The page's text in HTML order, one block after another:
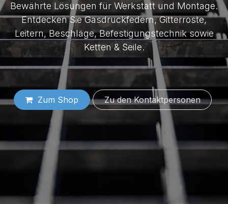
Bewährte Lösungen für Werkstatt und Montage.
Entdecken Sie Gasdruckfedern, Gitterroste,
Leitern, Beschläge, Befestigungstechnik sowie
Ketten & Seile.
Zum Shop Zu den Konta​​​​​​​​​​​​ktper​​sonen